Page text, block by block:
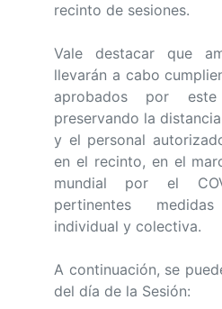
recinto de sesiones.
Vale destacar que
llevarán a cabo
aprobados por
preservando la
y el personal
en el recinto, en el
mundial por el
pertinentes
individual y colectiva.
A continuación, se
del día de la Sesión: